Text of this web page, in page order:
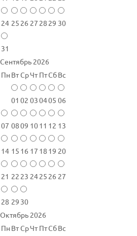
24 25 26 27 28 29 30
31
Сентябрь 2026
Пн ВтСрЧт ПтСбВс
01 02 030405 06
07 0809 1011 12 13
14 15 16 17 18 19 20
21 22 23 2425 26 27
28 29 30
Октябрь 2026
Пн ВтСрЧт ПтСбВс